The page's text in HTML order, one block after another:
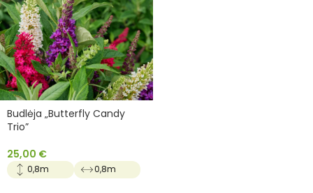
Budlėja „Butterfly Candy
Trio”
25,00 €
0,8m 0,8m